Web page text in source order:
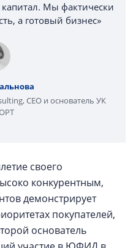
Мы фактически
а готовый бизнес»
CEO и основатель УК
своего
конкурентным,
демонстрирует
покупателей,
основатель